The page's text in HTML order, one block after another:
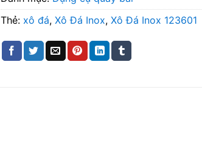
Thẻ: xô đá,Xô Đá Inox,Xô Đá Inox 123601